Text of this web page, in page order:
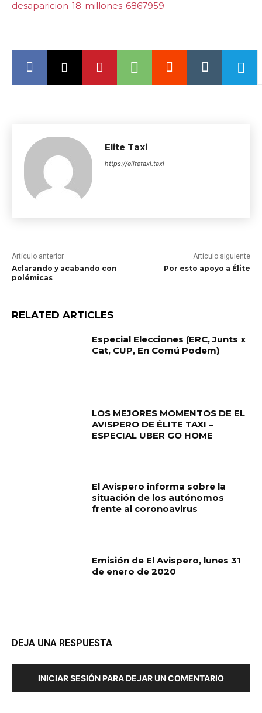
desaparicion-18-millones-6867959
Elite Taxi
https://elitetaxi.taxi
Artículo anterior
Aclarando y acabando con
polémicas
Artículo siguiente
Por esto apoyo a Élite
RELATED ARTICLES
Especial Elecciones (ERC, Junts x
Cat, CUP, En Comú Podem)
LOS MEJORES MOMENTOS DE EL
AVISPERO DE ÉLITE TAXI –
ESPECIAL UBER GO HOME
El Avispero informa sobre la
situación de los autónomos
frente al coronoavirus
Emisión de El Avispero, lunes 31
de enero de 2020
DEJA UNA RESPUESTA
INICIAR SESIÓN PARA DEJAR UN COMENTARIO